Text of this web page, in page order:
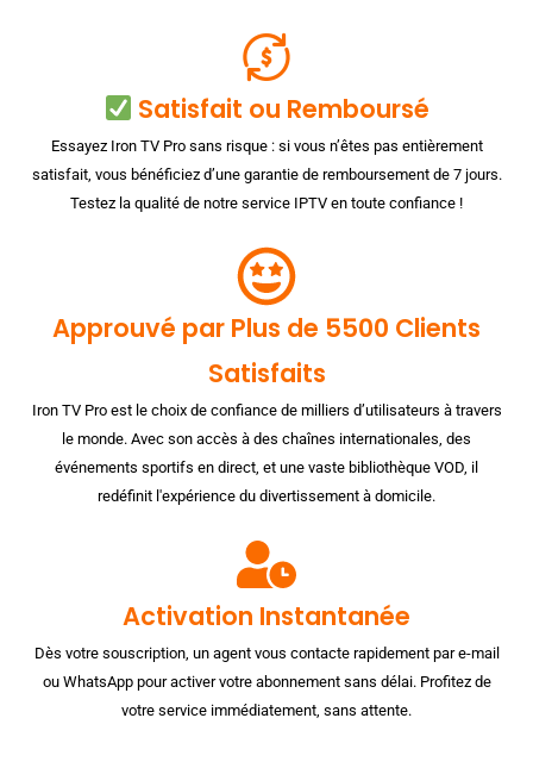
Satisfait ou Remboursé
Essayez Iron TV Pro sans risque : si vous n’êtes pas entièrement
satisfait, vous bénéficiez d’une garantie de remboursement de 7 jours.
Testez la qualité de notre service IPTV en toute confiance !
Approuvé par Plus de 5500 Clients
Satisfaits
Iron TV Pro est le choix de confiance de milliers d’utilisateurs à travers
le monde. Avec son accès à des chaînes internationales, des
événements sportifs en direct, et une vaste bibliothèque VOD, il
redéfinit l'expérience du divertissement à domicile.
Activation Instantanée
Dès votre souscription, un agent vous contacte rapidement par e-mail
ou WhatsApp pour activer votre abonnement sans délai. Profitez de
votre service immédiatement, sans attente.